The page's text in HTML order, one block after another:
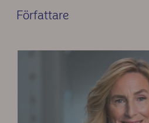
Författare